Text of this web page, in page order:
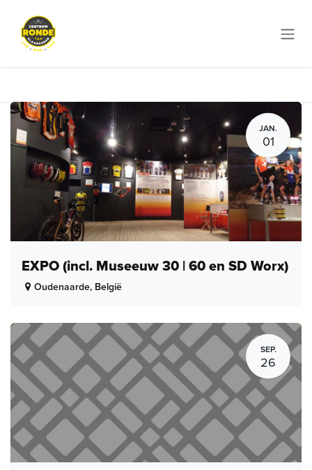
JAN.
01
EXPO (incl. Museeuw 30 | 60 en SD Worx)
Oudenaarde, België
SEP.
26